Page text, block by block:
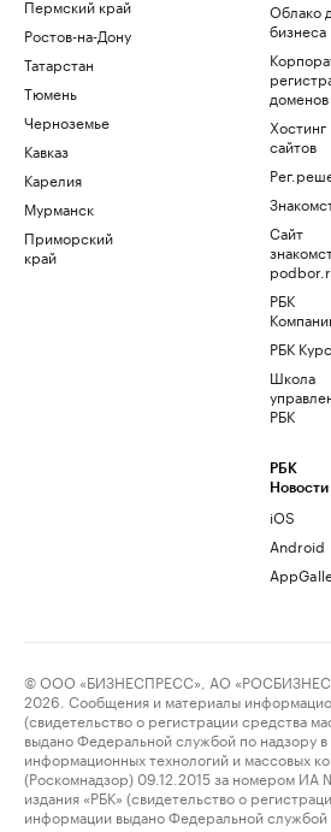
Пермский край
Ростов-на-Дону
Татарстан
Тюмень
Черноземье
Кавказ
Карелия
Мурманск
Приморский
край
Облако
бизнеса
доменов
Хостинг
сайтов
Сайт
РБК
РБК
Школа
РБК
РБК
Новости
iOS
Android
© ООО «БИЗНЕСПРЕСС», АО
2026. Сообщения и материалы
(свидетельство о регистрации средства
выдано Федеральной службой по надзору в
информационных технологий и массовых
(Роскомнадзор) 09.12.2015 за номером
издания «РБК» (свидетельство о
информации выдано Федеральной службой